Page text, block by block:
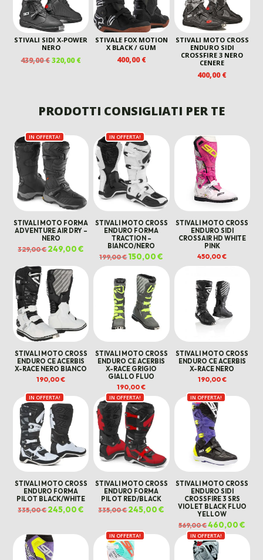
STIVALI SIDI X-POWER
NERO
439,00€IL
320,00€IL
STIVALE FOX MOTION
X BLACK / GUM
400,00€
STIVALI MOTO CROSS
ENDURO SIDI
CROSSFIRE 3 NERO
CENERE
400,00€
PRODOTTI CONSIGLIATI PER TE
IN OFFERTA!
STIVALI MOTO FORMA
ADVENTURE AIR DRY –
NERO
329,00€Il
prezzo
era:
329,00 €.
249,00€
prezzo
attuale
249,00 €.
IN OFFERTA!
STIVALI MOTO CROSS
ENDURO FORMA
TRACTION –
BIANCO/NERO
199,00€Il
prezzo
originale
era:
199,00 €.
150,00€
attuale
è:
150,00 €.
STIVALI MOTO CROSS
ENDURO SIDI
CROSSAIR HD WHITE
PINK
450,00€
STIVALI MOTO CROSS
ENDURO CE ACERBIS
X-RACE NERO BIANCO
190,00€
STIVALI MOTO CROSS
ENDURO CE ACERBIS
X-RACE GRIGIO
GIALLO FLUO
190,00€
STIVALI MOTO CROSS
ENDURO CE ACERBIS
X-RACE NERO
190,00€
IN OFFERTA!
STIVALI MOTO CROSS
ENDURO FORMA
PILOT BLACK/WHITE
335,00€Il
prezzo
245,00€
prezzo
245,00 €.
IN OFFERTA!
STIVALI MOTO CROSS
ENDURO FORMA
PILOT RED/BLACK
335,00€Il
prezzo
335,00 €.
245,00€
245,00 €.
IN OFFERTA!
STIVALI MOTO CROSS
ENDURO SIDI
CROSSFIRE 3 SRS
VIOLET BLACK FLUO
YELLOW
569,00€Il
prezzo
originale
era:
569,00 €.
460,00€
è:
IN OFFERTA! IN OFFERTA!